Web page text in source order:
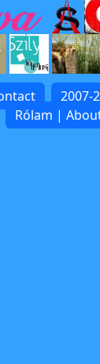
2007-
Rólam |